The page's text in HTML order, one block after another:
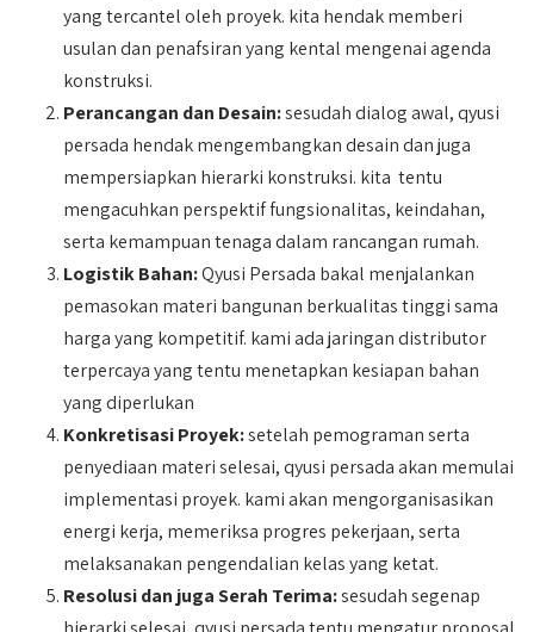
yang tercantel oleh proyek. kita hendak memberi
usulan dan penafsiran yang kental mengenai agenda
konstruksi.
Perancangan dan Desain:sesudah dialog awal, qyusi
persada hendak mengembangkan desain dan juga
mempersiapkan hierarki konstruksi. kita tentu
mengacuhkan perspektif fungsionalitas, keindahan,
serta kemampuan tenaga dalam rancangan rumah.
Logistik Bahan:Qyusi Persada bakal menjalankan
pemasokan materi bangunan berkualitas tinggi sama
harga yang kompetitif. kami ada jaringan distributor
terpercaya yang tentu menetapkan kesiapan bahan
yang diperlukan
Konkretisasi Proyek:setelah pemograman serta
penyediaan materi selesai, qyusi persada akan memulai
implementasi proyek. kami akan mengorganisasikan
energi kerja, memeriksa progres pekerjaan, serta
melaksanakan pengendalian kelas yang ketat.
Resolusi dan juga Serah Terima:sesudah segenap